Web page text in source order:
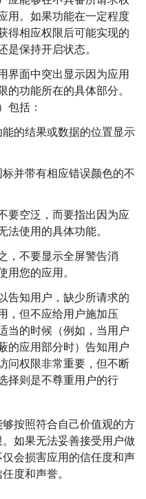
用。如果功能在一定程度
得相应权限后可能实现的
保持开启状态。
界面中突出显示因为应用
功能所在的具体部分。
包括：
的结果或数据的位置显示
并带有相应错误颜色的不
要空泛，而要指出因为应
法使用的具体功能。
，不要显示全屏警告消
用您的应用。
告知用户，缺少所请求的
，但不应给用户施加压
当的时候（例如，当用户
的应用部分时）告知用户
问权限非常重要，但不断
择则是不尊重用户的行
按照符合自己价值观的方
如果无法妥善接受用户做
会损害应用的信任度和声
度和声誉。